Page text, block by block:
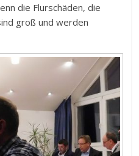
die Flurschäden, die
groß und werden